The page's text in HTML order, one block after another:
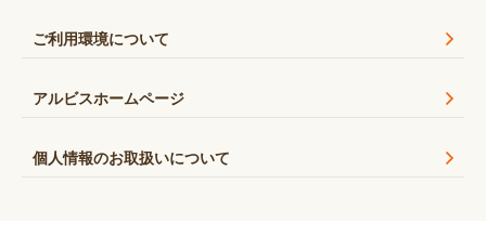
ご利用環境について
アルビスホームページ
個人情報のお取扱いについて